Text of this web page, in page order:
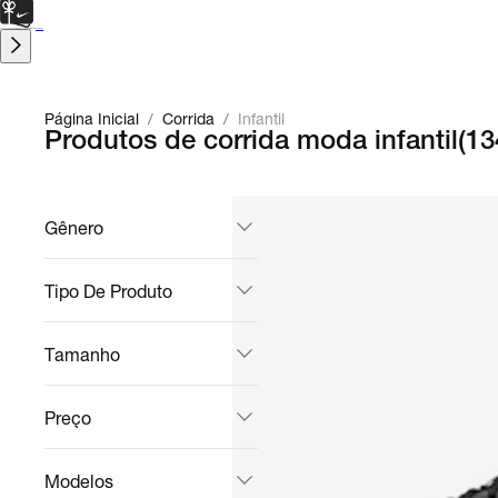
Página Inicial / Corrida / Infantil
Produtos de corrida moda infantil(
Gênero
Tipo De Produto
Tamanho
Preço
Modelos